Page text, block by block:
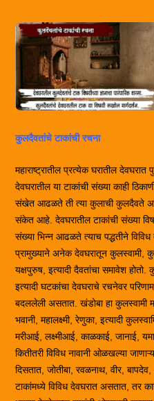
कुलदैवतांचे टाकांची रचना
महाराष्ट्रातील प्रत्येक घरातील
देवघरातील या टाकांची संख्या काही
संखेत आढळते ती त्या कुलाची कुलदैवते
संकेत आहे. देवघरातील टाकांची संख्या
संख्या भिन्न आढळते त्याच पद्धतीने
प्रामुख्याने अनेक देवघरातून कुलस्वामी,
यक्षपुरुष, इत्यादी दैवतांचा समावेश
इत्यादी घटकांचा देवघराचे रचनेवर
बदललेली असतात. खंडोबा हा कुलस्वामी
भवानी, महालक्ष्मी, रेणुका, इत्यादी
मरीआई, लक्ष्मीआई, काळकाई, जानाई,
कितीतरी विविध नावानी ओळखल्या
दिसतात, जोतीबा, रवळनाथ, वीर,
टाकांमध्ये विविध देवघरात असतात, तर